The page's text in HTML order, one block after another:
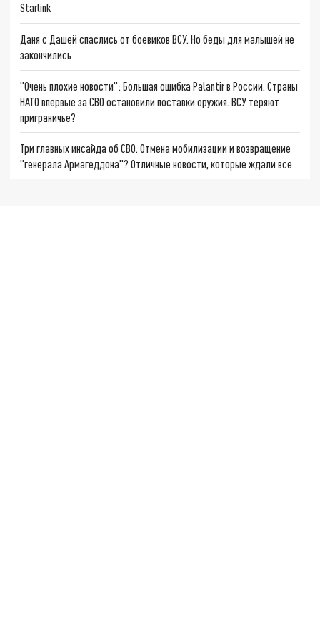
Starlink
Даня с Дашей спаслись от боевиков ВСУ. Но беды для малышей не
закончились
"Очень плохие новости": Большая ошибка Palantir в России. Страны
НАТО впервые за СВО остановили поставки оружия. ВСУ теряют
приграничье?
Три главных инсайда об СВО. Отмена мобилизации и возвращение
"генерала Армагеддона"? Отличные новости, которые ждали все